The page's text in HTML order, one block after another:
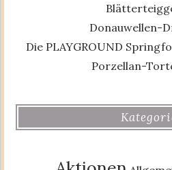
Donauwellen-
Die PLAYGROUND
Porzellan-